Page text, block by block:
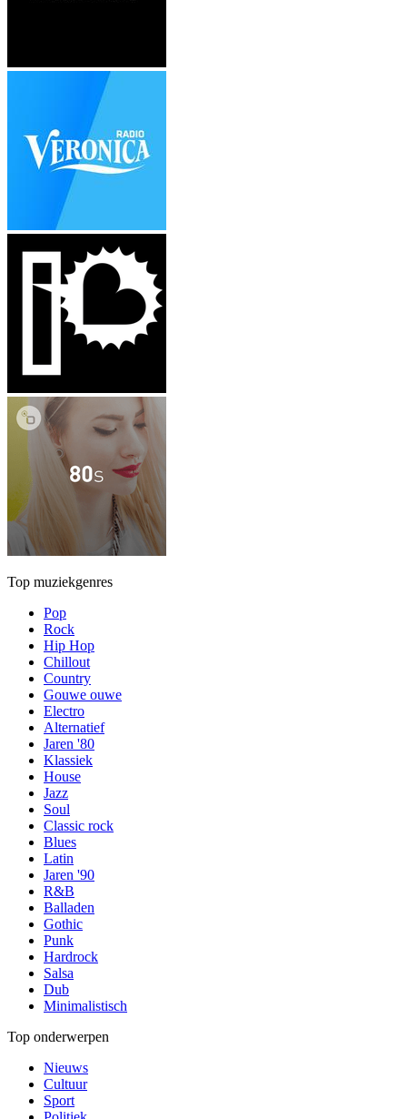
Top muziekgenres
Pop
Rock
Hip Hop
Chillout
Country
Gouwe ouwe
Electro
Alternatief
Jaren '80
Klassiek
House
Jazz
Soul
Classic rock
Blues
Latin
Jaren '90
R&B
Balladen
Gothic
Punk
Hardrock
Salsa
Dub
Minimalistisch
Top onderwerpen
Nieuws
Cultuur
Sport